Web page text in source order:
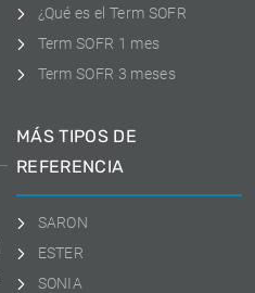
¿Qué es el Term SOFR
Term SOFR 1 mes
Term SOFR 3 meses
MÁS TIPOS DE
REFERENCIA
SARON
ESTER
SONIA